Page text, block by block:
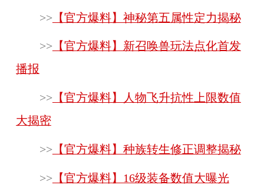
>>【官方爆料】神秘第五属性定力揭秘
>>【官方爆料】新召唤兽玩法点化首发
播报
>>【官方爆料】人物飞升抗性上限数值
大揭密
>>【官方爆料】种族转生修正调整揭秘
>>【官方爆料】16级装备数值大曝光